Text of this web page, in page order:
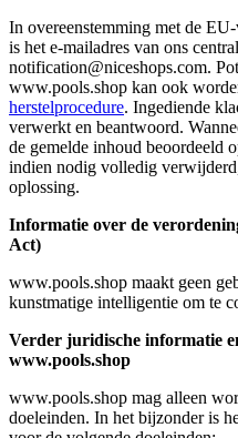
In overeenstemming met de
is het e-mailadres van ons
notification@niceshops.com.
www.pools.shop kan ook
herstelprocedure. Ingediende
verwerkt en beantwoord.
de gemelde inhoud beoordeeld
indien nodig volledig
oplossing.
Informatie over de
Act)
www.pools.shop maakt geen
kunstmatige intelligentie om te
Verder juridische informatie
www.pools.shop
www.pools.shop mag alleen
doeleinden. In het bijzonder is